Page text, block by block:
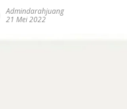
Admindarahjuang
21 Mei 2022